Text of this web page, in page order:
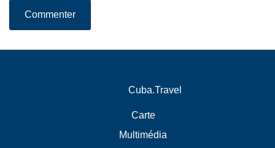
Commenter
Cuba.Travel
Carte
Multimédia